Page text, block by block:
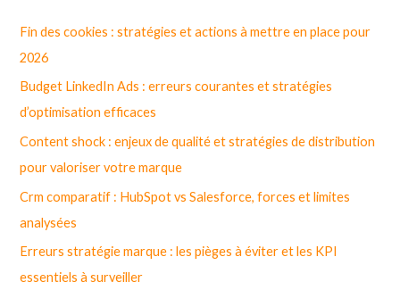
e
r
:
Fin des cookies : stratégies et actions à mettre en place pour
2026
Budget LinkedIn Ads : erreurs courantes et stratégies
d’optimisation efficaces
Content shock : enjeux de qualité et stratégies de distribution
pour valoriser votre marque
Crm comparatif : HubSpot vs Salesforce, forces et limites
analysées
Erreurs stratégie marque : les pièges à éviter et les KPI
essentiels à surveiller